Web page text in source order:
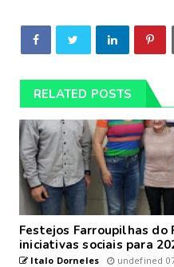
RELATED POSTS
Festejos Farroupilhas do
iniciativas sociais para
Italo Dorneles undefined